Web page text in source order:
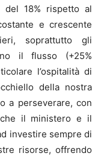
del 18% rispetto al
e crescente
soprattutto gli
il flusso (+25%
l’ospitalità di
della nostra
a perseverare, con
il ministero e il
investire sempre di
risorse, offrendo